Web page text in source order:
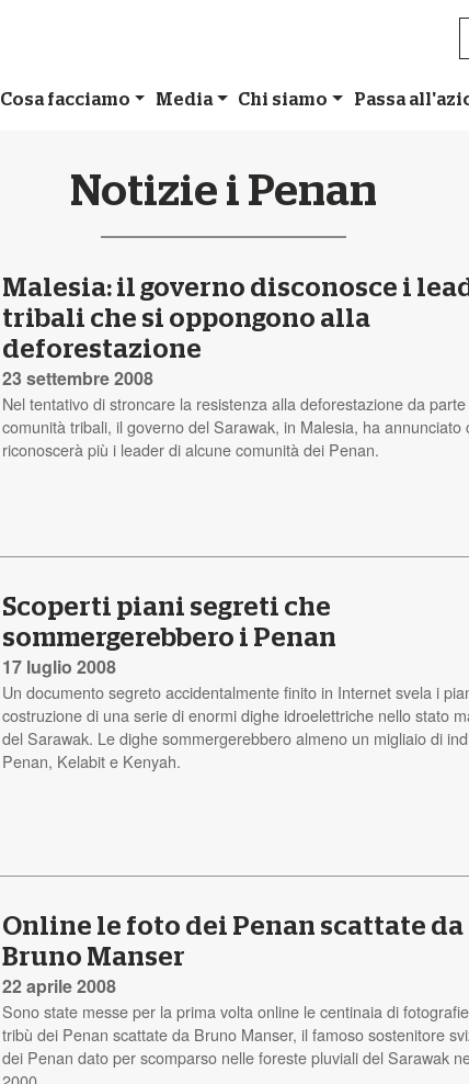
Cosa facciamo Media Chi siamo Passa
Notizie i Penan
Malesia: il governo disconosce i
tribali che si oppongono alla
deforestazione
23 settembre 2008
Nel tentativo di stroncare la resistenza alla deforestazione da
comunità tribali, il governo del Sarawak, in Malesia, ha annunciato
riconoscerà più i leader di alcune comunità dei Penan.
Scoperti piani segreti che
sommergerebbero i Penan
17 luglio 2008
Un documento segreto accidentalmente finito in Internet svela i
costruzione di una serie di enormi dighe idroelettriche nello stato
del Sarawak. Le dighe sommergerebbero almeno un migliaio di
Penan, Kelabit e Kenyah.
Online le foto dei Penan scattate da
Bruno Manser
22 aprile 2008
Sono state messe per la prima volta online le centinaia di
tribù dei Penan scattate da Bruno Manser, il famoso sostenitore
dei Penan dato per scomparso nelle foreste pluviali del Sarawak